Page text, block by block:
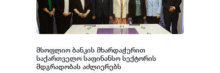
მსოფლიო ბანკის მხარდაჭერით
საქართველო საფინანსო სექტორის
მდგრადობას აძლიერებს